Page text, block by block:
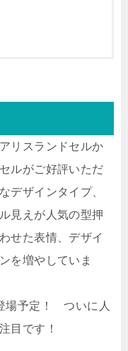
リスランドセルか
ルがご好評いただ
デザインタイプ、
見えが人気の型押
せた表情、デザイ
を増やしていま
場予定！ ついに人
目です！